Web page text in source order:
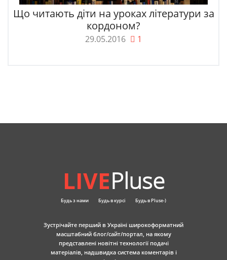
Що читають діти на уроках літератури за
кордоном?
29.05.2016 1
LIVEPluse
Будь з нами Будь в курсі Будь в Pluse-)
Зустрічайте перший в Україні широкоформатний
масштабний блог/сайт/портал, на якому
представлені новітні технології подачі
матеріалів, надшвидка система коментарів і